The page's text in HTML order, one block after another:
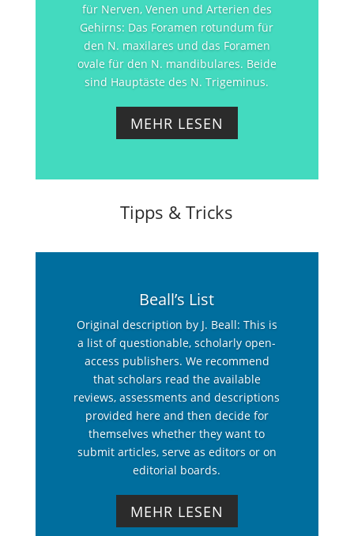
für Nerven, Venen und Arterien des
Gehirns: Das Foramen rotundum für
den N. maxilares und das Foramen
ovale für den N. mandibulares. Beide
sind Hauptäste des N. Trigeminus.
MEHR LESEN
Tipps & Tricks
Beall’s List
Original description by J. Beall: This is
a list of questionable, scholarly open-
access publishers. We recommend
that scholars read the available
reviews, assessments and descriptions
provided here and then decide for
themselves whether they want to
submit articles, serve as editors or on
editorial boards.
MEHR LESEN